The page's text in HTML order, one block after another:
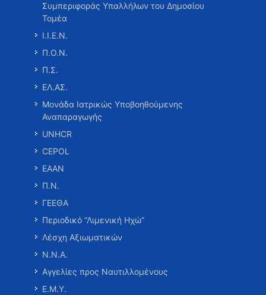
Συμπεριφοράς Υπαλλήλων του Δημοσίου
Τομέα
Ι.Ι.Ε.Ν.
Π.Ο.Ν.
Π.Σ.
ΕΛ.ΑΣ.
Μονάδα Ιατρικώς Υποβοηθούμενης
Αναπαραγωγής
UNHCR
CEPOL
ΕΑΑΝ
Π.Ν.
ΓΕΕΘΑ
Περιοδικό “Λιμενική Ηχώ”
Λέσχη Αξιωματικών
Ν.Ν.Α.
Αγγελίες προς Ναυτιλλομένους
Ε.Μ.Υ.